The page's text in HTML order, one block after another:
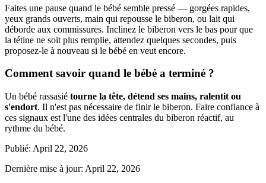
Faites une pause quand le bébé semble pressé — gorgées rapides,
yeux grands ouverts, main qui repousse le biberon, ou lait qui
déborde aux commissures. Inclinez le biberon vers le bas pour que
la tétine ne soit plus remplie, attendez quelques secondes, puis
proposez-le à nouveau si le bébé en veut encore.
Comment savoir quand le bébé a terminé ?
Un bébé rassasié tourne la tête, détend ses mains, ralentit ou
s'endort. Il n'est pas nécessaire de finir le biberon. Faire confiance à
ces signaux est l'une des idées centrales du biberon réactif, au
rythme du bébé.
Publié: April 22, 2026
Dernière mise à jour: April 22, 2026